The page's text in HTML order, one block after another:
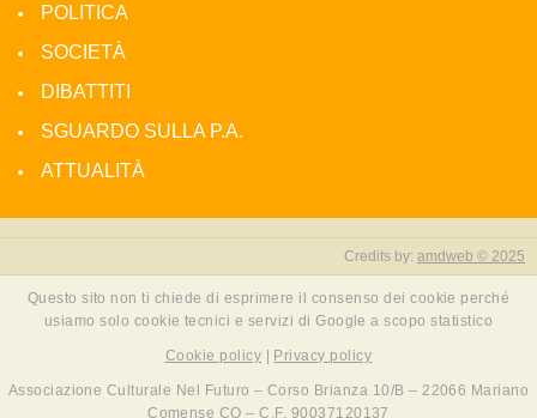
POLITICA
SOCIETÀ
DIBATTITI
SGUARDO SULLA P.A.
ATTUALITÀ
Credits by: amdweb © 2025
Questo sito non ti chiede di esprimere il consenso dei cookie perché
usiamo solo cookie tecnici e servizi di Google a scopo statistico
Cookie policy Privacy policy
Associazione Culturale Nel Futuro – Corso Brianza 10/B – 22066 Mariano
Comense CO – C.F. 90037120137